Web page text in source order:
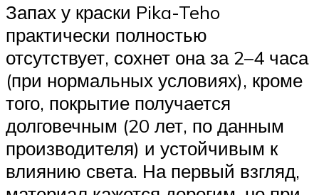
Запах у краски Pika-Teho
практически полностью
отсутствует, сохнет она за 2–4 часа
(при нормальных условиях), кроме
того, покрытие получается
долговечным (20 лет, по данным
производителя) и устойчивым к
влиянию света. На первый взгляд,